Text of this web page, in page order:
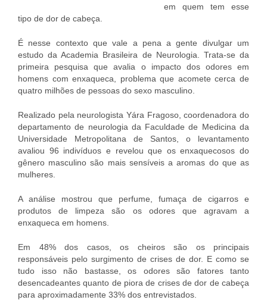
em quem tem esse
tipo de dor de cabeça.
É nesse contexto que vale a pena a gente divulgar um
estudo da Academia Brasileira de Neurologia. Trata-se da
primeira pesquisa que avalia o impacto dos odores em
homens com enxaqueca, problema que acomete cerca de
quatro milhões de pessoas do sexo masculino.
Realizado pela neurologista Yára Fragoso, coordenadora do
departamento de neurologia da Faculdade de Medicina da
Universidade Metropolitana de Santos, o levantamento
avaliou 96 indivíduos e revelou que os enxaquecosos do
gênero masculino são mais sensíveis a aromas do que as
mulheres.
A análise mostrou que perfume, fumaça de cigarros e
produtos de limpeza são os odores que agravam a
enxaqueca em homens.
Em 48% dos casos, os cheiros são os principais
responsáveis pelo surgimento de crises de dor. E como se
tudo isso não bastasse, os odores são fatores tanto
desencadeantes quanto de piora de crises de dor de cabeça
para aproximadamente 33% dos entrevistados.